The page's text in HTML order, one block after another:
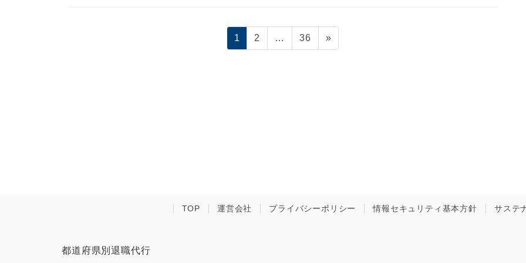
固
定
1
固
定
2 …
固
定
36 »
TOP 運営会社 プライバシーポリシー 情報セキュリティ基本方針 サステ
都道府県別退職代行